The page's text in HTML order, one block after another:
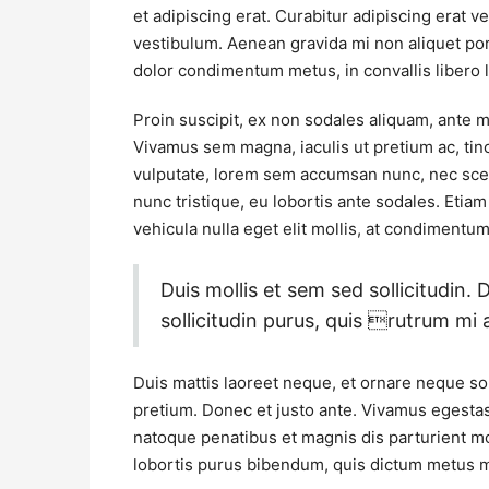
et adipiscing erat. Curabitur adipiscing erat
vestibulum. Aenean gravida mi non aliquet
dolor condimentum metus, in convallis libero
Proin suscipit, ex non sodales aliquam, ante
Vivamus sem magna, iaculis ut pretium ac,
vulputate, lorem sem accumsan nunc, nec
nunc tristique, eu lobortis ante sodales.
vehicula nulla eget elit mollis, at
Duis mollis et sem sed sollicitudin.
sollicitudin purus, quis rutrum mi
Duis mattis laoreet neque, et ornare neque
pretium. Donec et justo ante. Vivamus
natoque penatibus et magnis dis parturient
lobortis purus bibendum, quis dictum metus